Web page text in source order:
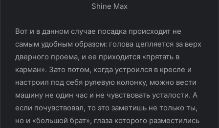
Вот и в данном случае посадка происходит не
самым удобным образом: голова цепляется за верх
дверного проема, и ее приходится «прятать в
карман». Зато потом, когда устроился в кресле и
настроил под себя рулевую колонку, можно вести
машину не один час и не чувствовать усталости. А
если почувствовал, то это заметишь не только ты,
но и «большой брат», глаза которого разместились